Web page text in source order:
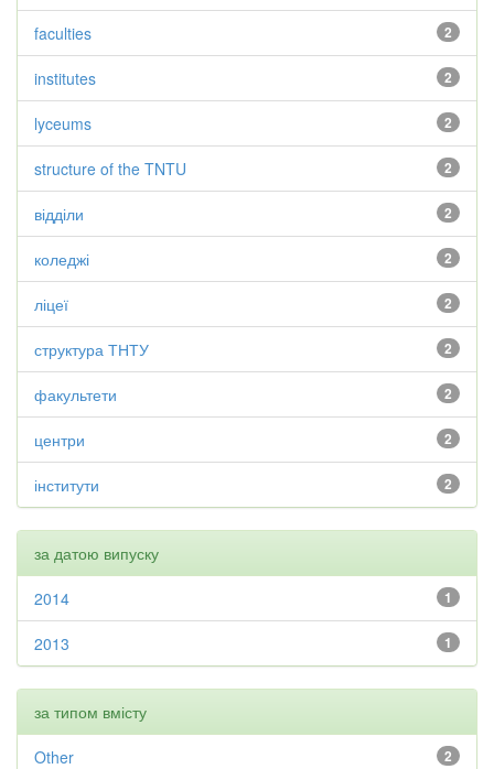
2
faculties
2
institutes
2
lyceums
2
structure of the TNTU
2
відділи
2
коледжі
2
ліцеї
2
структура ТНТУ
2
факультети
2
центри
2
інститути
за датою випуску
1
2014
1
2013
за типом вмісту
2
Other